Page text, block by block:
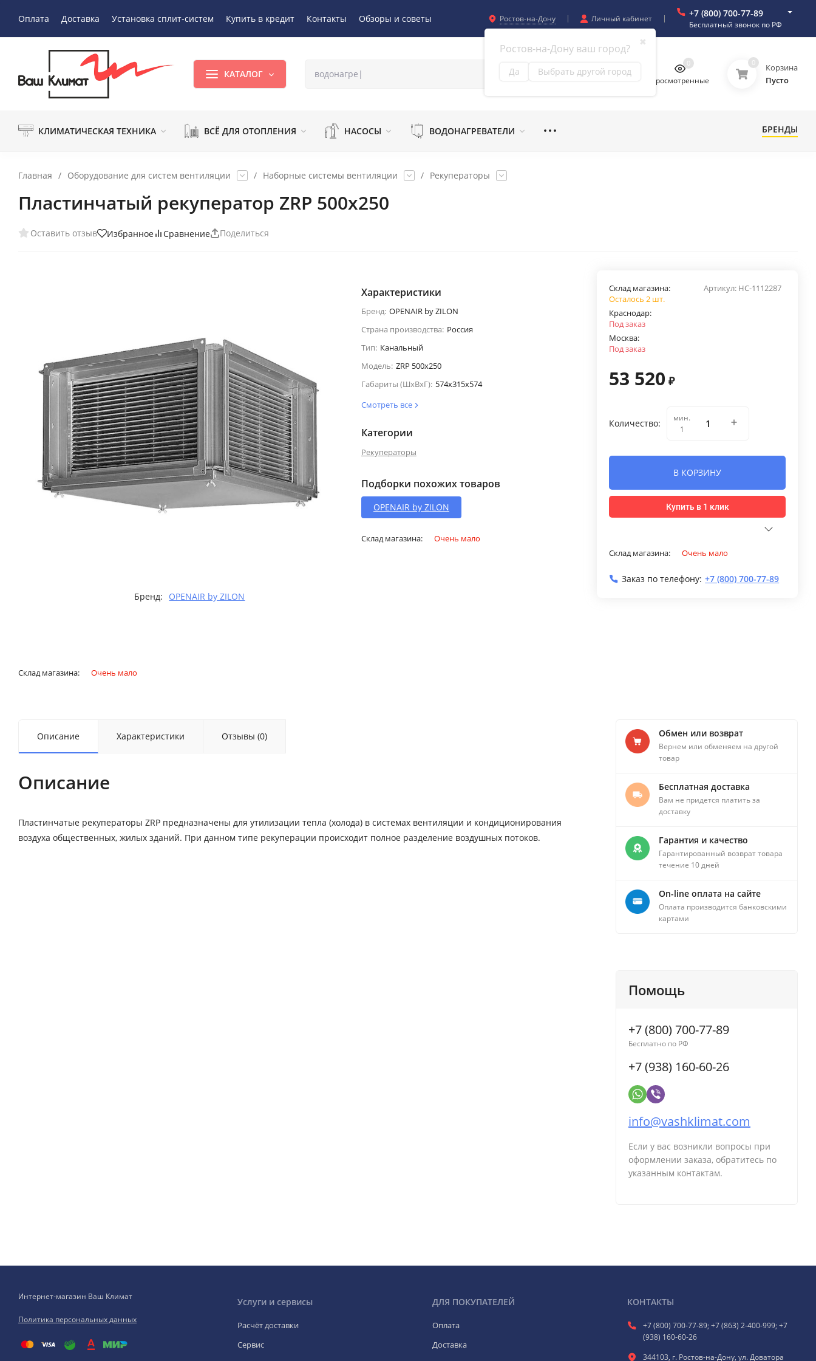
Оплата Доставка Установка сплит-систем Купить в кредит Контакты Обзоры и советы Ростов-на-Дону
✖
Ростов-на-Дону ваш город?
Да Выбрать другой город
Личный кабинет +7 (800) 700-77-89
Бесплатный звонок по РФ
КАТАЛОГ
Просмотренные
0 0
Корзина
Пусто
КЛИМАТИЧЕСКАЯ ТЕХНИКА ВСЁ ДЛЯ ОТОПЛЕНИЯ НАСОСЫ ВОДОНАГРЕВАТЕЛИ БРЕНДЫ
Главная / Оборудование для систем вентиляции / Наборные системы вентиляции / Рекуператоры
Пластинчатый рекуператор ZRP 500x250
Оставить отзыв Избранное Сравнение Поделиться
Бренд: OPENAIR by ZILON
Характеристики
Бренд: OPENAIR by ZILON
Страна производства: Россия
Тип: Канальный
Модель: ZRP 500x250
Габариты (ШхВхГ): 574x315x574
Смотреть все
Категории
Рекуператоры
Подборки похожих товаров
OPENAIR by ZILON
Склад магазина: Очень мало
Артикул: НС-1112287
Склад магазина:
Осталось 2 шт.
Краснодар:
Под заказ
Москва:
Под заказ
53 520 ₽
Количество:
мин.
1
В КОРЗИНУ
Купить в 1 клик
Склад магазина: Очень мало
Заказ по телефону: +7 (800) 700-77-89
Склад магазина: Очень мало
Описание Характеристики Отзывы (0)
Описание
Пластинчатые рекуператоры ZRP предназначены для утилизации тепла (холода) в системах вентиляции и кондиционирования
воздуха общественных, жилых зданий. При данном типе рекуперации происходит полное разделение воздушных потоков.
Обмен или возврат
Вернем или обменяем на другой
товар
Бесплатная доставка
Вам не придется платить за
доставку
Гарантия и качество
Гарантированный возврат товара
течение 10 дней
On-line оплата на сайте
Оплата производится банковскими
картами
Помощь
+7 (800) 700-77-89
Бесплатно по РФ
+7 (938) 160-60-26
info@vashklimat.com
Если у вас возникли вопросы при
оформлении заказа, обратитесь по
указанным контактам.
Интернет-магазин Ваш Климат
Политика персональных данных
Услуги и сервисы
Расчёт доставки
Сервис
ДЛЯ ПОКУПАТЕЛЕЙ
Оплата
Доставка
КОНТАКТЫ
+7 (800) 700-77-89; +7 (863) 2-400-999; +7
(938) 160-60-26
344103, г. Ростов-на-Дону, ул. Доватора